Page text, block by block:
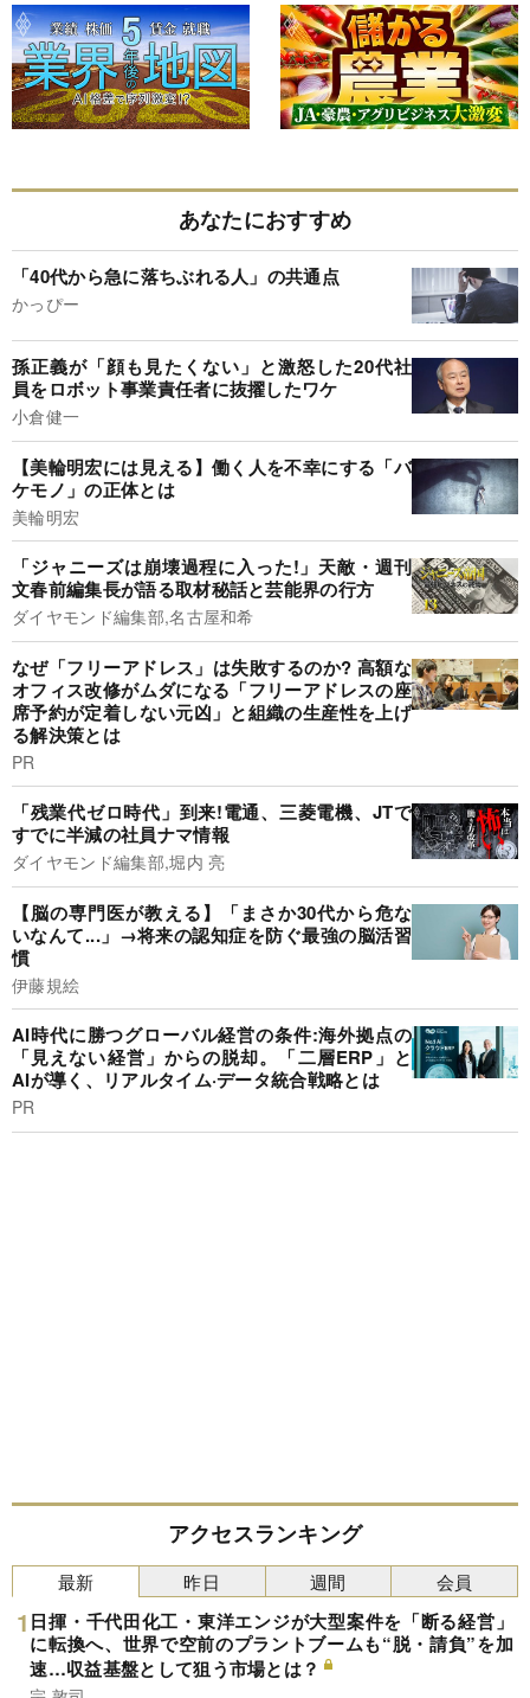
あなたにおすすめ
「40代から急に落ちぶれる人」の共通点
かっぴー
孫正義が「顔も見たくない」と激怒した20代社
員をロボット事業責任者に抜擢したワケ
小倉健一
【美輪明宏には見える】働く人を不幸にする「バ
ケモノ」の正体とは
美輪明宏
「ジャニーズは崩壊過程に入った!」天敵・週刊
文春前編集長が語る取材秘話と芸能界の行方
ダイヤモンド編集部,名古屋和希
なぜ「フリーアドレス」は失敗するのか? 高額な
オフィス改修がムダになる「フリーアドレスの座
席予約が定着しない元凶」と組織の生産性を上げ
る解決策とは
PR
「残業代ゼロ時代」到来!電通、三菱電機、JTで
すでに半減の社員ナマ情報
ダイヤモンド編集部,堀内 亮
【脳の専門医が教える】「まさか30代から危な
いなんて...」→将来の認知症を防ぐ最強の脳活習
慣
伊藤規絵
AI時代に勝つグローバル経営の条件:海外拠点の
「見えない経営」からの脱却。「二層ERP」と
AIが導く、リアルタイム·データ統合戦略とは
PR
アクセスランキング
最新
日揮・千代田化工・東洋エンジが大型案件を「断る経営」
に転換へ、世界で空前のプラントブームも“脱・請負”を加
速…収益基盤として狙う市場とは？
昨日 週間 会員